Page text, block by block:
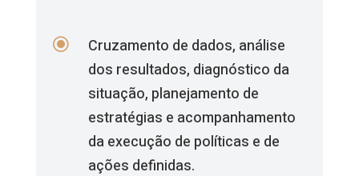
\
Cruzamento de dados, análise
dos resultados, diagnóstico da
situação, planejamento de
estratégias e acompanhamento
da execução de políticas e de
ações definidas.